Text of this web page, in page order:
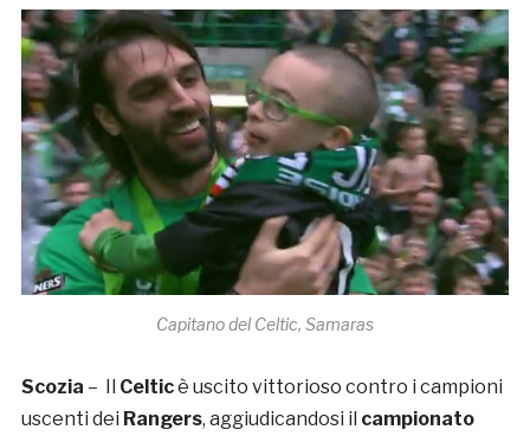
Capitano del Celtic, Samaras
Scozia – Il Celticè uscito vittorioso contro i campioni
uscenti dei Rangers, aggiudicandosi il campionato